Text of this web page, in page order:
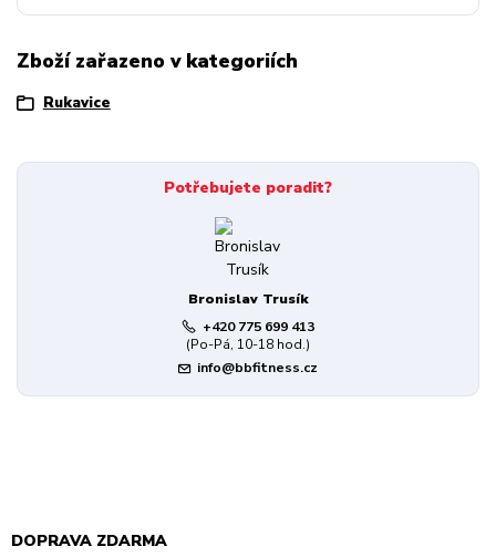
Zboží zařazeno v kategoriích
Rukavice
Potřebujete poradit?
Bronislav Trusík
+420 775 699 413
(Po-Pá, 10-18 hod.)
info@bbfitness.cz
DOPRAVA ZDARMA